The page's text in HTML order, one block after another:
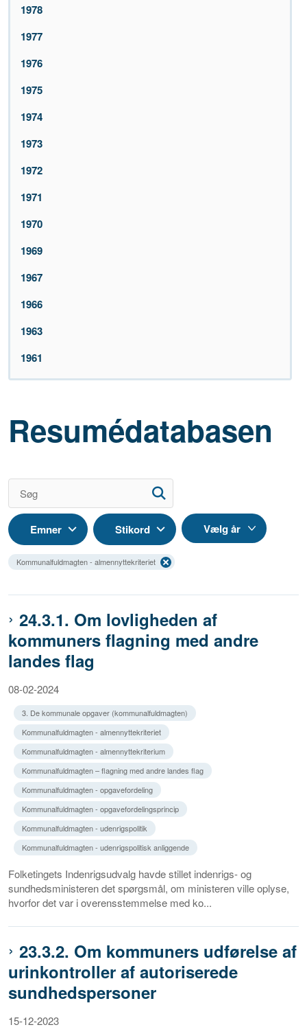
1978
1977
1976
1975
1974
1973
1972
1971
1970
1969
1967
1966
1963
1961
Resumédatabasen
Emner Stikord
Kommunalfuldmagten - almennyttekriteriet
24.3.1. Om lovligheden af
kommuners flagning med andre
landes flag
08-02-2024
3. De kommunale opgaver (kommunalfuldmagten)
Kommunalfuldmagten - almennyttekriteriet
Kommunalfuldmagten - almennyttekriterium
Kommunalfuldmagten – flagning med andre landes flag
Kommunalfuldmagten - opgavefordeling
Kommunalfuldmagten - opgavefordelingsprincip
Kommunalfuldmagten - udenrigspolitik
Kommunalfuldmagten - udenrigspolitisk anliggende
Folketingets Indenrigsudvalg havde stillet indenrigs- og
sundhedsministeren det spørgsmål, om ministeren ville oplyse,
hvorfor det var i overensstemmelse med ko...
23.3.2. Om kommuners udførelse af
urinkontroller af autoriserede
sundhedspersoner
15-12-2023